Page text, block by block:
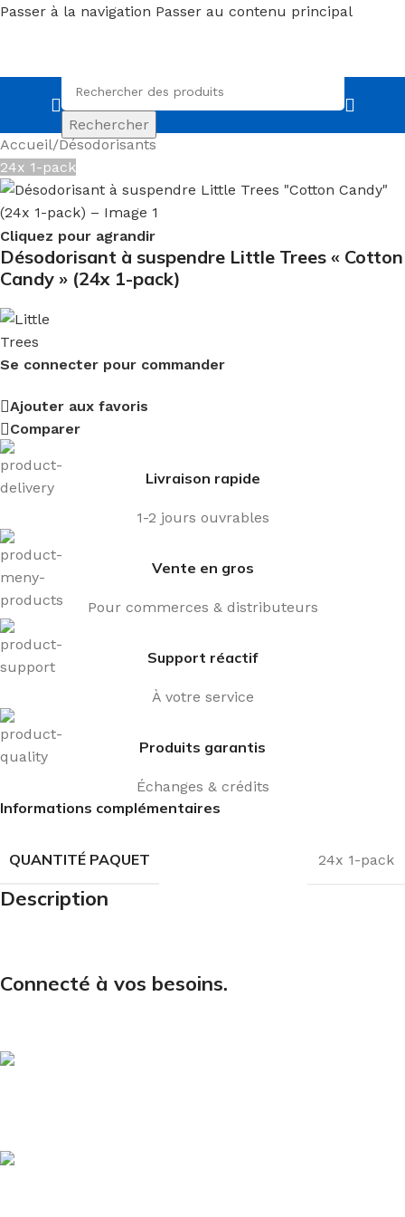
Passer à la navigation Passer au contenu principal
Rechercher
Accueil/Désodorisants
24x 1-pack
Cliquez pour agrandir
Désodorisant à suspendre Little Trees « Cotton
Candy » (24x 1-pack)
Se connecter pour commander
Ajouter aux favoris
Comparer
Livraison rapide
1-2 jours ouvrables
Vente en gros
Pour commerces & distributeurs
Support réactif
À votre service
Produits garantis
Échanges & crédits
Informations complémentaires
QUANTITÉ PAQUET 24x 1-pack
Description
Connecté à vos besoins.